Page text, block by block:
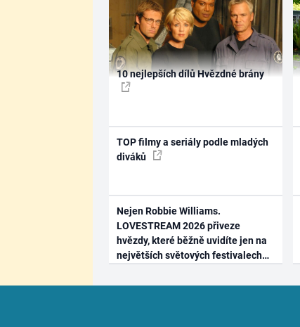
10 nejlepších dílů Hvězdné brány
TOP filmy a seriály podle mladých
diváků
Nejen Robbie Williams.
LOVESTREAM 2026 přiveze
hvězdy, které běžně uvidíte jen na
největších světových festivalech